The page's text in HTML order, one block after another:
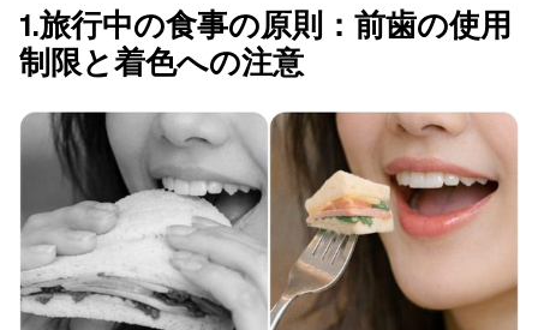
1.旅行中の食事の原則：前歯の使用
制限と着色への注意